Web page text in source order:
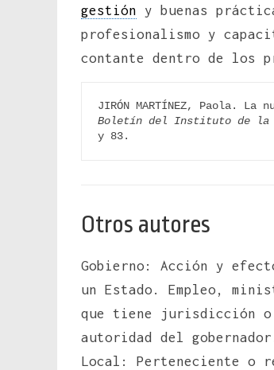
gestión y buenas
profesionalismo y
contante dentro de los
Boletín del Instituto de la
y 83.
Otros autores
Gobierno: Acción y
un Estado. Empleo,
que tiene jurisdicción o
autoridad del
Local: Perteneciente o